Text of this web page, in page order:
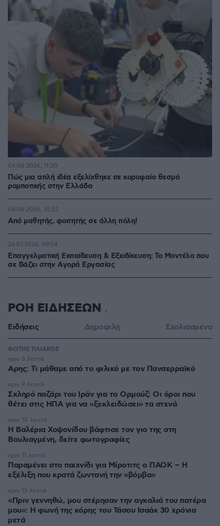
Πώς μια απλή ιδέα εξελίχθηκε σε κορυφαίο θεσμό
ρομποτικής στην Ελλάδα
04.08.2026, 11:20
Από μαθητής, φοιτητής σε άλλη πόλη!
06.08.2026, 10:52
Επαγγελματική Εκπαίδευση & Εξειδίκευση: Το Mοντέλο που
σε Bάζει στην Aγορά Eργασίας
26.07.2026, 09:54
ΡΟΗ ΕΙΔΗΣΕΩΝ
Ειδήσεις Δημοφιλή Σχολιασμένα
ΦΩΤΗΣ ΠΛΙΑΚΟΣ
Αρης: Τι μάθαμε από το φιλικό με τον Πανσερραϊκό
πριν 6 λεπτά
Σκληρό παζάρι του Ιράν για το Ορμούζ: Οι όροι που
θέτει στις ΗΠΑ για να «ξεκλειδώσει» τα στενά
πριν 9 λεπτά
Η Βαλέρια Χοψονίδου βάφτισε τον γιο της στη
Βουλιαγμένη, δείτε φωτογραφίες
πριν 10 λεπτά
Παραμένει στο παιχνίδι για Μίροτιτς ο ΠΑΟΚ – Η
εξέλιξη που κρατά ζωντανή την «βόμβα»
πριν 11 λεπτά
«Πριν γεννηθώ, μου στέρησαν την αγκαλιά του πατέρα
μου»: Η φωνή της κόρης του Τάσου Ισαάκ 30 χρόνια
μετά
πριν 15 λεπτά